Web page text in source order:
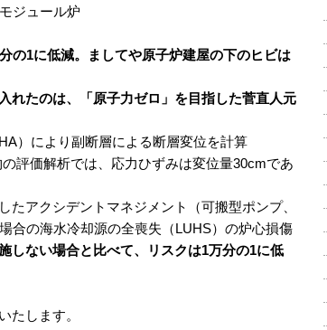
ジュール炉
の1に低減。ましてや原子炉建屋の下のヒビは
れたのは、「原子力ゼロ」を目指した菅直人元
）により副断層による断層変位を計算
評価解析では、応力ひずみは変位量30cmであ
たアクシデントマネジメント（可搬型ポンプ、
合の海水冷却源の全喪失（LUHS）の炉心損傷
しない場合と比べて、リスクは1万分の1に低
たします。